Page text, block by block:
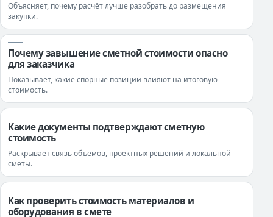
Объясняет, почему расчёт лучше разобрать до размещения
закупки.
Почему завышение сметной стоимости опасно
для заказчика
Показывает, какие спорные позиции влияют на итоговую
стоимость.
Какие документы подтверждают сметную
стоимость
Раскрывает связь объёмов, проектных решений и локальной
сметы.
Как проверить стоимость материалов и
оборудования в смете